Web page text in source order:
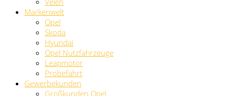
Markenwelt
Opel
Skoda
Hyundai
Opel Nutzfahrzeuge
Leapmotor
Probefahrt
Gewerbekunden
Großkunden Opel